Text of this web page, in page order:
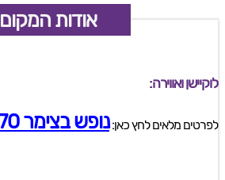
אודות המקום
לוקיישן ואווירה:
לפרטים מלאים לחץ כאן:נופש בצימר 570 אחוזת הדבש